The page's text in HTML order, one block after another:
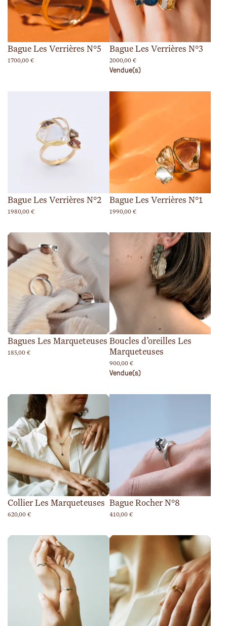
Bague Les Verrières N°5
1700,00 €
Bague Les Verrières N°3
2000,00 €
Vendue(s)
Bague Les Verrières N°2
1980,00 €
Bague Les Verrières N°1
1990,00 €
Bagues Les Marqueteuses
185,00 €
Boucles d’oreilles Les
Marqueteuses
900,00 €
Vendue(s)
Collier Les Marqueteuses
620,00 €
Bague Rocher N°8
410,00 €